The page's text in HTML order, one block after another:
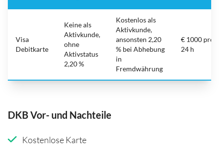
Visa
Debitkarte
Keine als
Aktivkunde,
ohne
Aktivstatus
2,20 %
Kostenlos als
Aktivkunde,
ansonsten 2,20
% bei Abhebung
in
Fremdwährung
€ 1000 pro
24 h
DKB Vor- und Nachteile
Kostenlose Karte